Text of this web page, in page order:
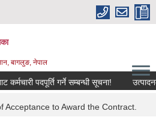
बागलुङ, नेपाल
पदपूर्ति गर्ने सम्बन्धी सूचना! उत्पादनमा
Acceptance to Award the Contract.